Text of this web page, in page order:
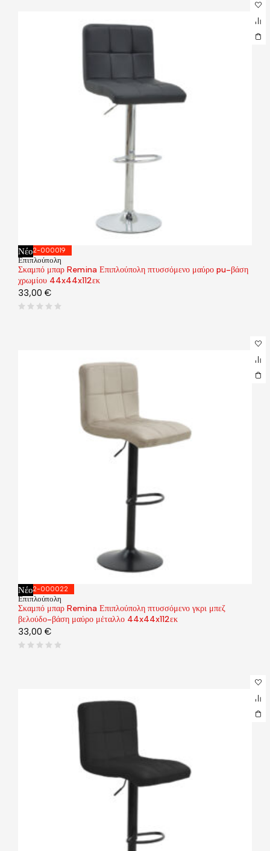
Νέο292-000019
Επιπλούπολη
Σκαμπό μπαρ Remina Επιπλούπολη πτυσσόμενο μαύρο pu-βάση
χρωμίου 44x44x112εκ
33,00 €
Νέο292-000022
Επιπλούπολη
Σκαμπό μπαρ Remina Επιπλούπολη πτυσσόμενο γκρι μπεζ
βελούδο-βάση μαύρο μέταλλο 44x44x112εκ
33,00 €